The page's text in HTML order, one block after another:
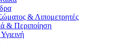
& Λιπομετρητές
& Περιποίηση